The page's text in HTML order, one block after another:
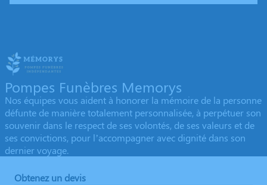
Pompes Funèbres Memorys
Nos équipes vous aident à honorer la mémoire de la personne
défunte de manière totalement personnalisée, à perpétuer son
souvenir dans le respect de ses volontés, de ses valeurs et de
ses convictions, pour l’accompagner avec dignité dans son
dernier voyage.
Obtenez un devis